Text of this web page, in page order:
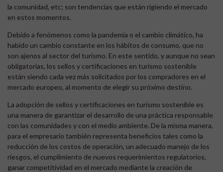
la comunidad, etc; son tendencias que están rigiendo el mercado
en estos momentos.
Debido a fenómenos como la pandemia o el cambio climático, ha
habido un cambio constante en los hábitos de consumo, que no
son ajenos al sector del turismo. En este sentido, y aunque no sean
obligatorias, los sellos y certificaciones en turismo sostenible
están siendo cada vez más solicitados por los compradores en el
mercado europeo, al momento de elegir su próximo destino.
La adopción de sellos y certificaciones en turismo sostenible es
una manera de garantizar el desarrollo de una práctica responsable
con las comunidades y con el medio ambiente. De la misma manera,
para el empresario también representa beneficios tales como la
reducción de los costos de operación, un adecuado manejo de los
riesgos, el cumplimiento de nuevos requerimientos regulatorios,
ganar competitividad en el mercado mediante la creación de